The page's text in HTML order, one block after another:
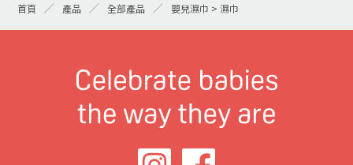
首頁 產品 全部產品 嬰兒濕巾 > 濕巾